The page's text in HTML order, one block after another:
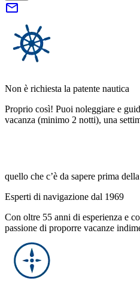
Non è richiesta la patente nautica
Proprio così! Puoi noleggiare e
vacanza (minimo 2 notti), una
quello che c’è da sapere prima
Esperti di navigazione dal 1969
Con oltre 55 anni di esperienza e
passione di proporre vacanze